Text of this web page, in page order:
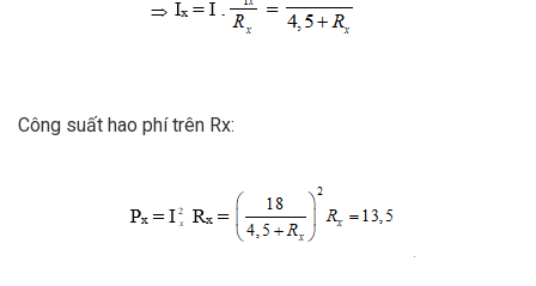
Công suất hao phí trên Rx: